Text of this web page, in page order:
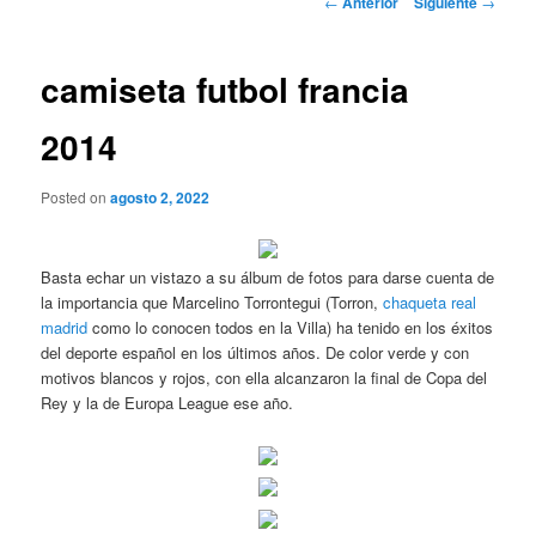
camiseta futbol francia
2014
Posted onagosto 2, 2022
Basta echar un vistazo a su álbum de fotos para darse cuenta de
la importancia que Marcelino Torrontegui (Torron,chaqueta real
madrid como lo conocen todos en la Villa) ha tenido en los éxitos
del deporte español en los últimos años. De color verde y con
motivos blancos y rojos, con ella alcanzaron la final de Copa del
Rey y la de Europa League ese año.